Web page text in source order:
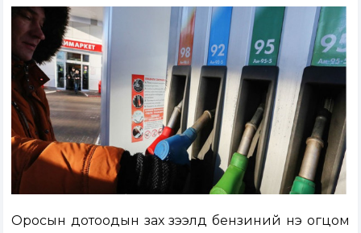
Оросын дотоодын зах зээлд бензиний үнэ огцом